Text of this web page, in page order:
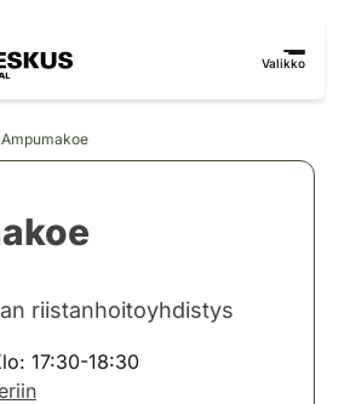
Valikko
Ampumakoe
riistanhoitoyhdistys
17:30-18:30